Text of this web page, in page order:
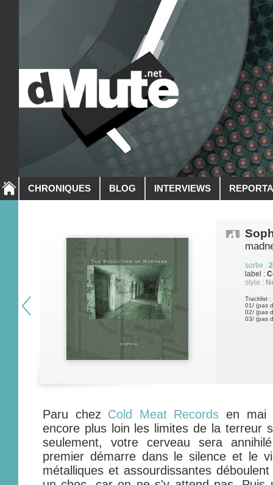
CHRONIQUES BLOG INTERVIEWS
sortie :
label :
style :
Tracklist :
01/ (pas
02/ (pas
03/ (pas
Paru chez Cold Meat Records en mai
encore plus loin les limites de la terreur
seulement, votre cerveau sera
premier démarre dans le silence et le
métalliques et assourdissantes